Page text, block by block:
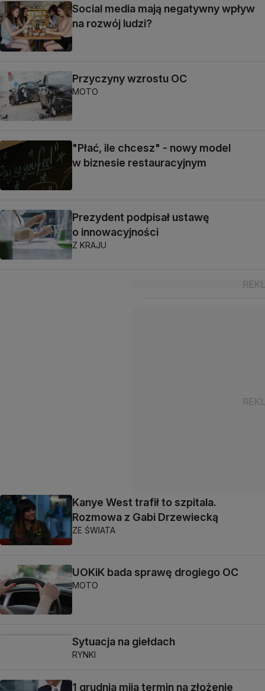
Social media mają negatywny wpływ
na rozwój ludzi?
Przyczyny wzrostu OC
MOTO
"Płać, ile chcesz" - nowy model
w biznesie restauracyjnym
Prezydent podpisał ustawę
o innowacyjności
Z KRAJU
Kanye West trafił to szpitala.
Rozmowa z Gabi Drzewiecką
ZE ŚWIATA
UOKiK bada sprawę drogiego OC
MOTO
Sytuacja na giełdach
RYNKI
1 grudnia mija termin na złożenie